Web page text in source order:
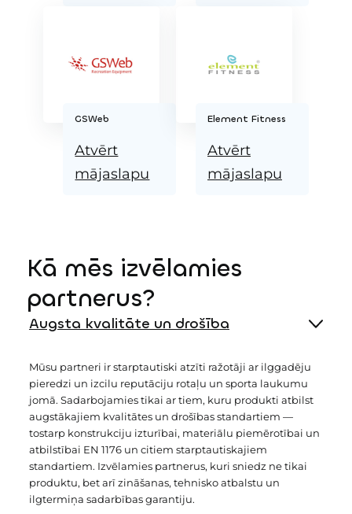
GSWeb
Atvērt
mājaslapu
Element Fitness
Atvērt
mājaslapu
Kā mēs izvēlamies
partnerus?
Augsta kvalitāte un drošība
Mūsu partneri ir starptautiski atzīti ražotāji ar ilggadēju
pieredzi un izcilu reputāciju rotaļu un sporta laukumu
jomā. Sadarbojamies tikai ar tiem, kuru produkti atbilst
augstākajiem kvalitātes un drošības standartiem —
tostarp konstrukciju izturībai, materiālu piemērotībai un
atbilstībai EN 1176 un citiem starptautiskajiem
standartiem. Izvēlamies partnerus, kuri sniedz ne tikai
produktu, bet arī zināšanas, tehnisko atbalstu un
ilgtermiņa sadarbības garantiju.